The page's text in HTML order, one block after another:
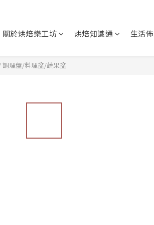
關於烘焙樂工坊 烘焙知識通 生活
調理盤/料理盆/蔬果盆